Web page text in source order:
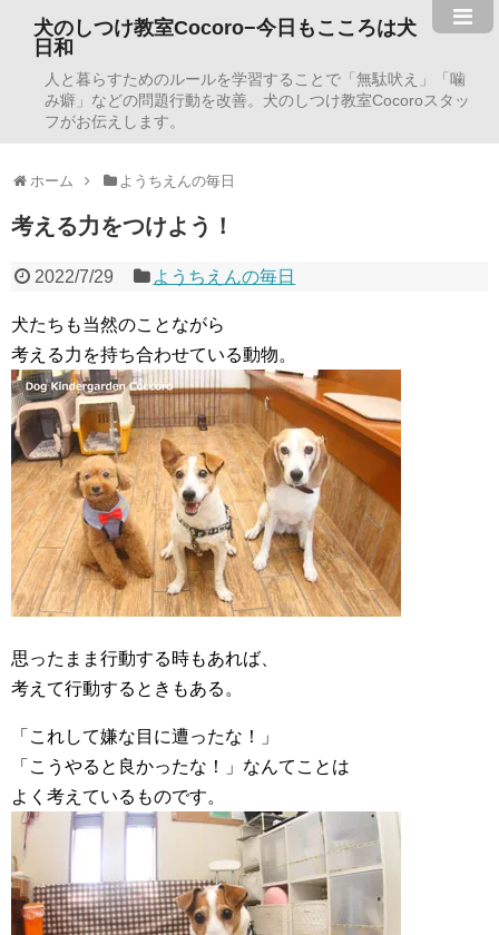
犬のしつけ教室Cocoro−今日もこころは犬
日和
人と暮らすためのルールを学習することで「無駄吠え」「噛
み癖」などの問題行動を改善。犬のしつけ教室Cocoroスタッ
フがお伝えします。
ホーム ようちえんの毎日
考える力をつけよう！
2022/7/29 ようちえんの毎日
犬たちも当然のことながら
考える力を持ち合わせている動物。
思ったまま行動する時もあれば、
考えて行動するときもある。
「これして嫌な目に遭ったな！」
「こうやると良かったな！」なんてことは
よく考えているものです。